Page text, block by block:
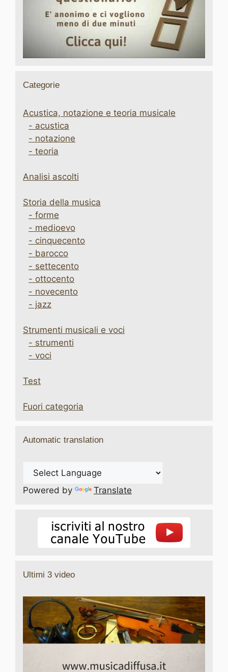
Categorie
Acustica, notazione e teoria musicale
- acustica
- notazione
- teoria
Analisi ascolti
Storia della musica
- forme
- medioevo
- cinquecento
- barocco
- settecento
- ottocento
- novecento
- jazz
Strumenti musicali e voci
- strumenti
- voci
Test
Fuori categoria
Automatic translation
Powered by Translate
Ultimi 3 video